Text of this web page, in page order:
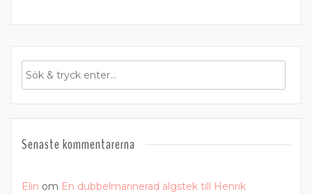
Senaste kommentarerna
Elin om En dubbelmarinerad älgstek till Henrik